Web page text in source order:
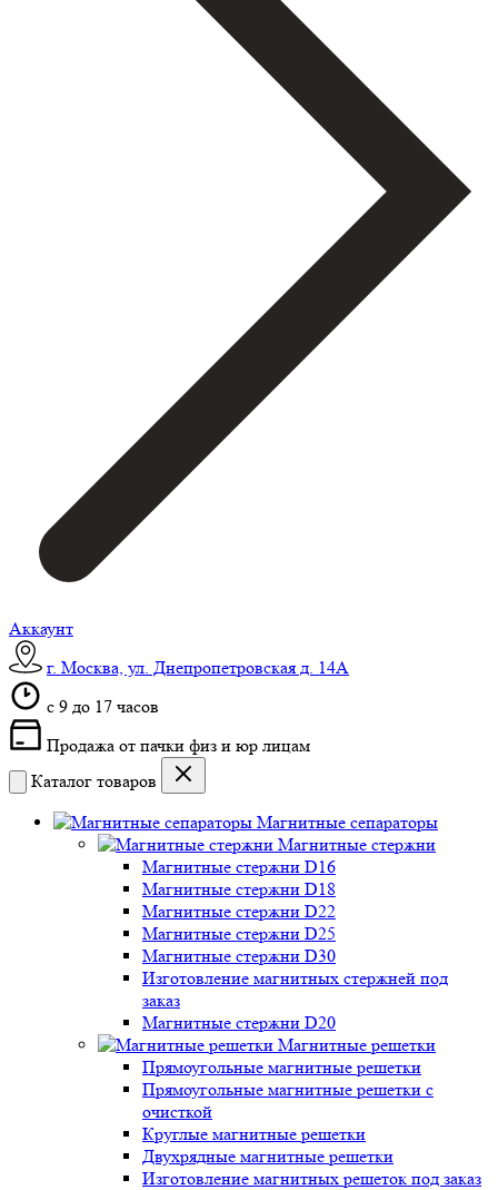
Аккаунт
г. Москва, ул. Днепропетровская д. 14А
c 9 до 17 часов
Продажа от пачки физ и юр лицам
Каталог товаров
Магнитные сепараторы
Магнитные стержни
Магнитные стержни D16
Магнитные стержни D18
Магнитные стержни D22
Магнитные стержни D25
Магнитные стержни D30
Изготовление магнитных стержней под
заказ
Магнитные стержни D20
Магнитные решетки
Прямоугольные магнитные решетки
Прямоугольные магнитные решетки с
очисткой
Круглые магнитные решетки
Двухрядные магнитные решетки
Изготовление магнитных решеток под заказ